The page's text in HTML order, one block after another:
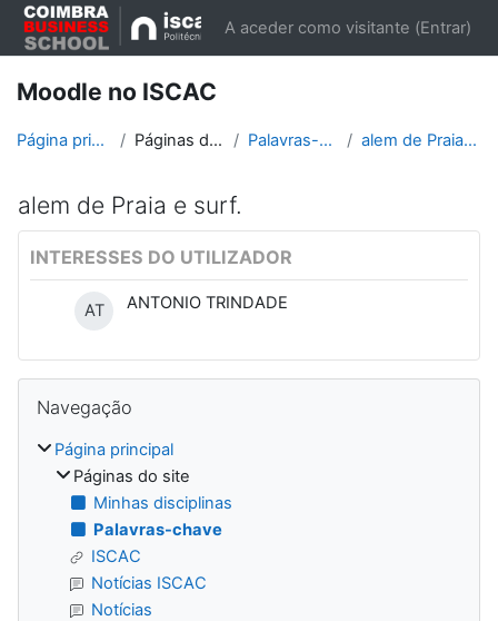
Ir para o conteúdo principal
A aceder como visitante (Entrar)
Moodle no ISCAC
Página principal Páginas do site Palavras-chave alem de Praia e surf.
alem de Praia e surf.
INTERESSES DO UTILIZADOR
AT ANTONIO TRINDADE
Blocos
Navegação
Página principal
Páginas do site
Minhas disciplinas
Palavras-chave
ISCAC
Notícias ISCAC
Notícias